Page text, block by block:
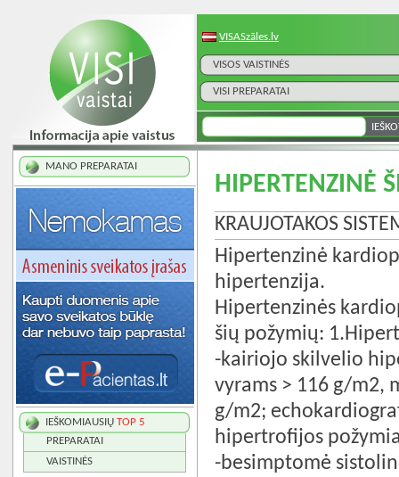
VISASzāles.lv
VISOS VAISTINĖS
VISI PREPARATAI
MANO PREPARATAI
IEŠKOMIAUSIŲ TOP 5
PREPARATAI
VAISTINĖS
HIPERTENZINĖ
KRAUJOTAKOS
Hipertenzinė
hipertenzija.
Hipertenzinės
šių požymių:
-kairiojo skilvelio
vyrams > 116 g/m2,
g/m2;
hipertrofijos
-besimptomė